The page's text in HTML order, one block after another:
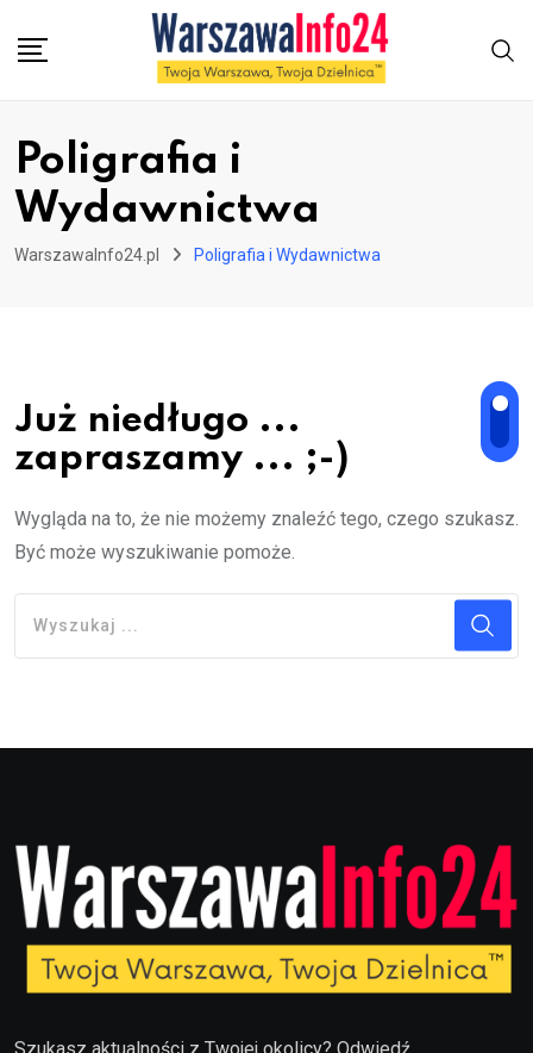
Poligrafia i
Wydawnictwa
WarszawaInfo24.pl Poligrafia i Wydawnictwa
Już niedługo ...
zapraszamy ... ;-)
Wygląda na to, że nie możemy znaleźć tego, czego szukasz.
Być może wyszukiwanie pomoże.